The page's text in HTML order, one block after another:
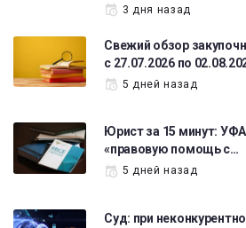
3 дня назад
Свежий обзор
с 27.07.2026 по
5 дней назад
Юрист за 15 минут:
«правовую помощь с…
5 дней назад
Суд: при